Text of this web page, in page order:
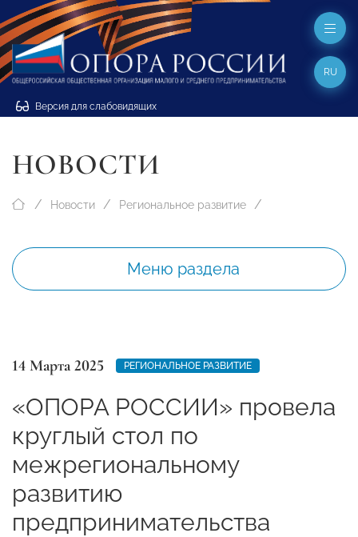
Версия для слабовидящих
RU
НОВОСТИ
Новости Региональное развитие
Меню раздела
14 Марта 2025 РЕГИОНАЛЬНОЕ РАЗВИТИЕ
«ОПОРА РОССИИ» провела
круглый стол по
межрегиональному
развитию
предпринимательства